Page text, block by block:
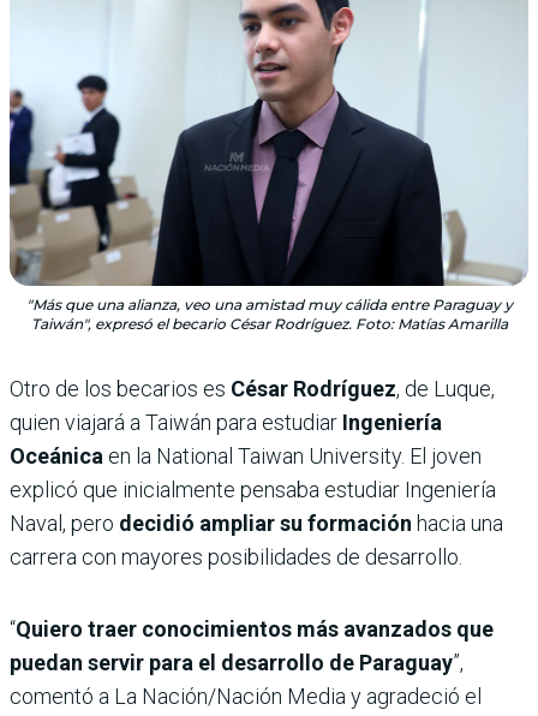
"Más que una alianza, veo una amistad muy cálida entre Paraguay y
Taiwán", expresó el becario César Rodríguez. Foto: Matías Amarilla
Otro de los becarios es César Rodríguez, de Luque,
quien viajará a Taiwán para estudiar Ingeniería
Oceánica en la National Taiwan University. El joven
explicó que inicialmente pensaba estudiar Ingeniería
Naval, pero decidió ampliar su formación hacia una
carrera con mayores posibilidades de desarrollo.
“Quiero traer conocimientos más avanzados que
puedan servir para el desarrollo de Paraguay”,
comentó a La Nación/Nación Media y agradeció el